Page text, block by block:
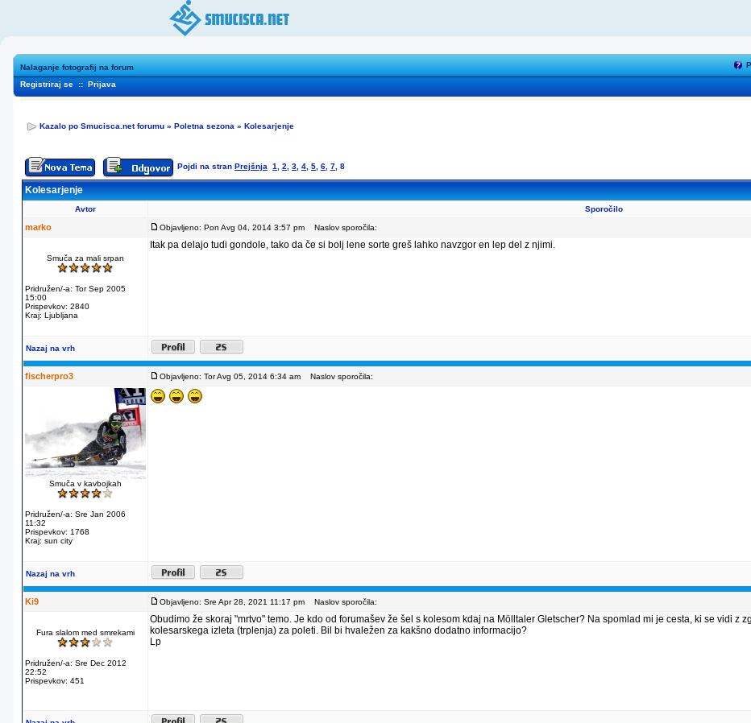
Nalaganje fotografij na forum
Registriraj se :: Prijava
Kazalo po Smucisca.net forumu » Poletna sezona » Kolesarjenje
Pojdi na stran Prejšnja 1 2 3 4 5 6 7 8
Kolesarjenje
Avtor Sporočilo
marko Objavljeno: Pon Avg 04, 2014 3:57 pm Naslov sporočila:
Smuča za mali srpan
Pridružen/-a: Tor Sep 2005
15:00
Prispevkov: 2840
Kraj: Ljubljana
Itak pa delajo tudi gondole, tako da če si bolj lene sorte greš lahko navzgor en lep del z njimi.
Nazaj na vrh
fischerpro3 Objavljeno: Tor Avg 05, 2014 6:34 am Naslov sporočila:
Smuča v kavbojkah
Pridružen/-a: Sre Jan 2006
11:32
Prispevkov: 1768
Kraj: sun city
Nazaj na vrh
Ki9 Objavljeno: Sre Apr 28, 2021 11:17 pm Naslov sporočila:
Fura slalom med smrekami
Pridružen/-a: Sre Dec 2012
22:52
Prispevkov: 451
Obudimo že skoraj "mrtvo" temo. Je kdo od forumašev že šel s kolesom kdaj na Mölltaler Gletscher? Na spomlad mi je cesta, ki se vidi z
kolesarskega izleta (trplenja) za poleti. Bil bi hvaležen za kakšno dodatno informacijo?
Lp